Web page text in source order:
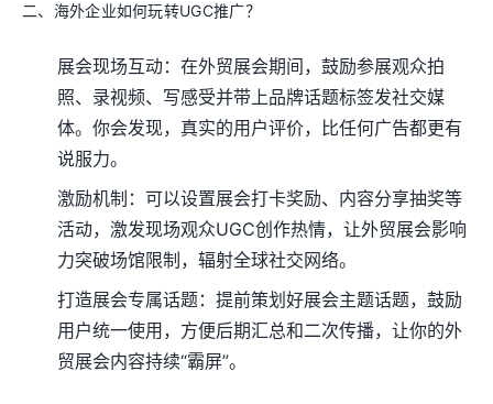
二、海外企业如何玩转UGC推广？
展会现场互动：在外贸展会期间，鼓励参展观众拍
照、录视频、写感受并带上品牌话题标签发社交媒
体。你会发现，真实的用户评价，比任何广告都更有
说服力。
激励机制：可以设置展会打卡奖励、内容分享抽奖等
活动，激发现场观众UGC创作热情，让外贸展会影响
力突破场馆限制，辐射全球社交网络。
打造展会专属话题：提前策划好展会主题话题，鼓励
用户统一使用，方便后期汇总和二次传播，让你的外
贸展会内容持续“霸屏”。